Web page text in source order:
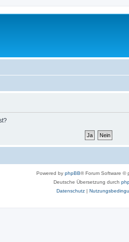
Powered by phpBB® Forum Software ©
Deutsche Übersetzung durch
Datenschutz|